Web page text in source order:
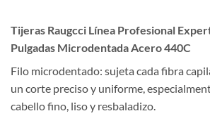
Tijeras Raugcci Línea Profesional
Pulgadas Microdentada Acero 440C
Filo microdentado: sujeta cada fibra
un corte preciso y uniforme,
cabello fino, liso y resbaladizo.